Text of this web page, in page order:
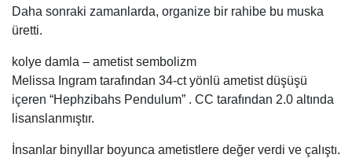
Daha sonraki zamanlarda, organize bir rahibe bu muska
üretti.
kolye damla – ametist sembolizm
Melissa Ingram tarafından 34-ct yönlü ametist düşüşü
içeren “Hephzibahs Pendulum” . CC tarafından 2.0 altında
lisanslanmıştır.
İnsanlar binyıllar boyunca ametistlere değer verdi ve çalıştı.